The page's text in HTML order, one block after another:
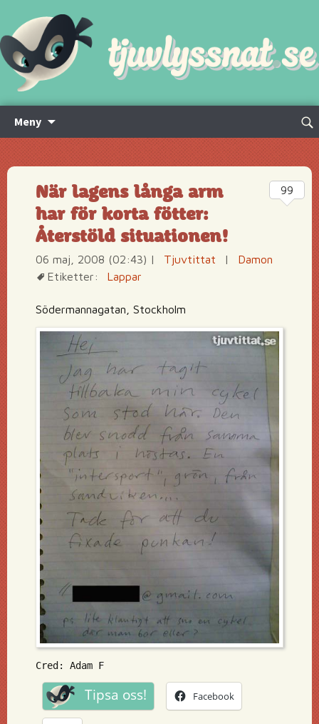
Meny
innehåll
Sök
När lagens långa arm
har för korta fötter:
Återstöld situationen!
06 maj, 2008 (02:43) | Tjuvtittat |
Damon
Etiketter:
Lappar
Södermannagatan, Stockholm
Cred: Adam F
Tipsa oss! Facebook
99